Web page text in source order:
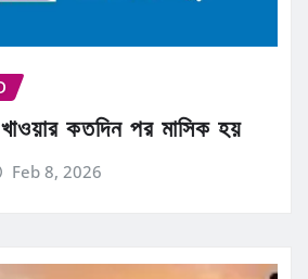
কতদিন পর মাসিক হয়
Feb 8, 2026